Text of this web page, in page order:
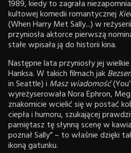
1989, kiedy to zagrała
kultowej komedii romantycznej
(When Harry Met Sally...) w
przyniosła aktorce pierwszą
stałe wpisała ją do historii kina.
Następne lata przyniosły jej
Hanksa. W takich filmach jak
in Seattle) i Masz wiadomość
wyreżyserowała Nora Ephron,
znakomicie wcielić się w postać
ciepła i humoru, szukającej
pamiętasz tę słynną scenę w
poznał Sally” – to właśnie dzięki
ikoną gatunku.